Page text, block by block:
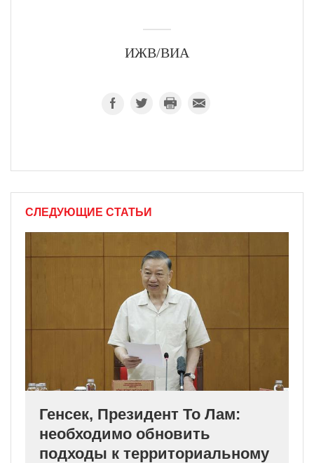
ИЖВ/ВИА
СЛЕДУЮЩИЕ СТАТЬИ
Генсек, Президент То Лам:
необходимо обновить
подходы к территориальному